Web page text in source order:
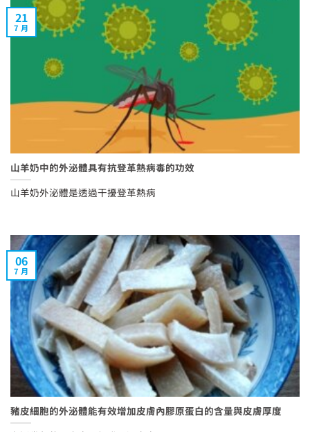
山羊奶中的外泌體具有抗登革熱病毒的功效
山羊奶外泌體是透過干擾登革熱病
21
7 月
豬皮細胞的外泌體能有效增加皮膚內膠原蛋白的含量與皮膚厚度
06
7 月